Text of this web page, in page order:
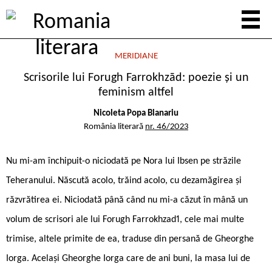
MERIDIANE
Scrisorile lui Forugh Farrokhzād: poezie și un
feminism altfel
Nicoleta Popa Blanariu
România literară nr. 46/2023
Nu mi-am închipuit-o niciodată pe Nora lui Ibsen pe străzile
Teheranului. Născută acolo, trăind acolo, cu dezamăgirea şi
răzvrătirea ei. Niciodată până când nu mi-a căzut în mână un
volum de scrisori ale lui Forugh Farrokhzad1, cele mai multe
trimise, altele primite de ea, traduse din persană de Gheorghe
Iorga. Același Gheorghe Iorga care de ani buni, la masa lui de